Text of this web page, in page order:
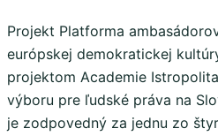
Projekt Platforma
európskej demokratickej
projektom Academie
výboru pre ľudské práva na
je zodpovedný za jednu zo